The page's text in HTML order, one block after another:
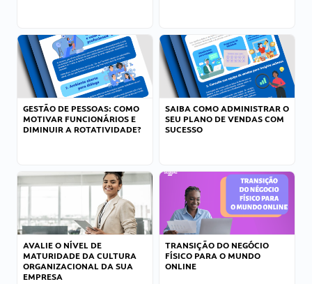
GESTÃO DE PESSOAS: COMO
MOTIVAR FUNCIONÁRIOS E
DIMINUIR A ROTATIVIDADE?
SAIBA COMO ADMINISTRAR O
SEU PLANO DE VENDAS COM
SUCESSO
AVALIE O NÍVEL DE
MATURIDADE DA CULTURA
ORGANIZACIONAL DA SUA
EMPRESA
TRANSIÇÃO DO NEGÓCIO
FÍSICO PARA O MUNDO
ONLINE